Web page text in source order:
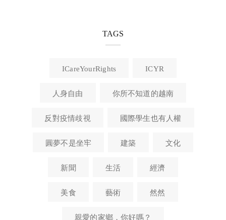
TAGS
ICareYourRights ICYR
人身自由 你所不知道的越南
反對疫情歧視 國際學生也有人權
圓夢不是坐牢 建築 文化
新聞 生活 經濟
美食 藝術 然然
親愛的家鄉，你好嗎？